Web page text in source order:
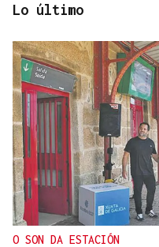
OBITUARIO
Muere Glen Hansard,
ganador de un Oscar
años
Lo último
O SON DA ESTACIÓN